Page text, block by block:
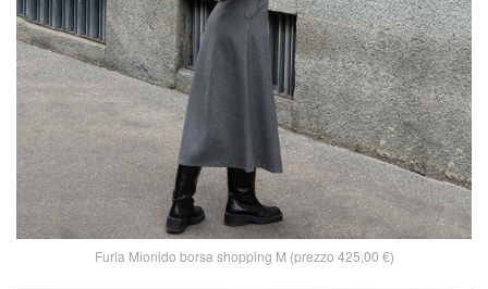
Furla Mionido borsa shopping M (prezzo 425,00 €)